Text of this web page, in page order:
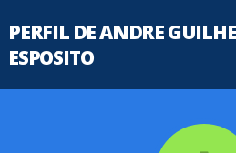
PERFIL DE ANDRE
ESPOSITO